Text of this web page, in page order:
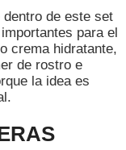
MAQUILLAJE
de este set
para el
crema hidratante,
de rostro e
la idea es